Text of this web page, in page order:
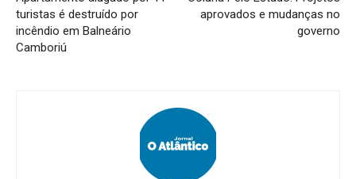
turistas é destruído por
incêndio em Balneário
Camboriú
aprovados e mudanças no
governo